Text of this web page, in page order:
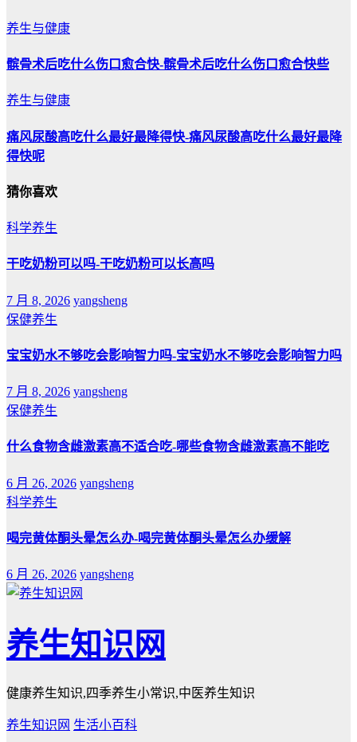
养生与健康
髌骨术后吃什么伤口愈合快-髌骨术后吃什么伤口愈合快些
养生与健康
痛风尿酸高吃什么最好最降得快-痛风尿酸高吃什么最好最降
得快呢
猜你喜欢
科学养生
干吃奶粉可以吗-干吃奶粉可以长高吗
7 月 8, 2026 yangsheng
保健养生
宝宝奶水不够吃会影响智力吗-宝宝奶水不够吃会影响智力吗
7 月 8, 2026 yangsheng
保健养生
什么食物含雌激素高不适合吃-哪些食物含雌激素高不能吃
6 月 26, 2026 yangsheng
科学养生
喝完黄体酮头晕怎么办-喝完黄体酮头晕怎么办缓解
6 月 26, 2026 yangsheng
养生知识网
健康养生知识,四季养生小常识,中医养生知识
养生知识网 生活小百科